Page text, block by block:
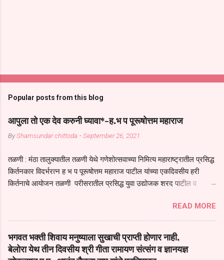
Popular posts from this blog
आपुला तो एक देव करुनी घ्यावा*-ह.भ प पूरूषोत्तम महाराज
ByShamsundar chittoda -September 26, 2021
तळणी : मंठा तालुक्यातील तळणी येथे गणेशोत्सवाच्या निमित्य महाराष्ट्रातील प्रसिद्ध
किर्तनकार विदर्भरत्न ह भ प पूरूषोत्तम महाराज पाटील यांच्या एकदिवसीय हरी
किर्तनाचे आयोजन तळणी परीसरातील प्रसिद्ध युवा उद्योजक शरद पाटील व
तुकाराम महाराज यांच्या *आपुला तो एक देव करुनी घ्यावा* *तेणे विन जिवा सुख
नोहे* *येरती माईक दुःखाची जनीती* *नाही आदी अंती अवसान* या अभंगावर
सुंदर निरूपण केले सध्य स्थितीचा काळ हा मानव जातीच्या परीक्षेचा काळ आहे
धर्ममंडपात बसलेली लोक ही खरच भाग्यवान आहेत कोरोना सारख्या महामारीत आपंण
जिवंत आहोत या महामारीतून जर आपल्याला वाचायचे असेल तर धार्मीक विचाराचा
READ MORE
भगवत भक्ती शिवाय मनुष्याला सुखाची प्राप्ती होणार नाही,
बेलोरा येथ तीन दिवसीय श्री गीता रामायण संत्संग व ज्ञानयज्ञ